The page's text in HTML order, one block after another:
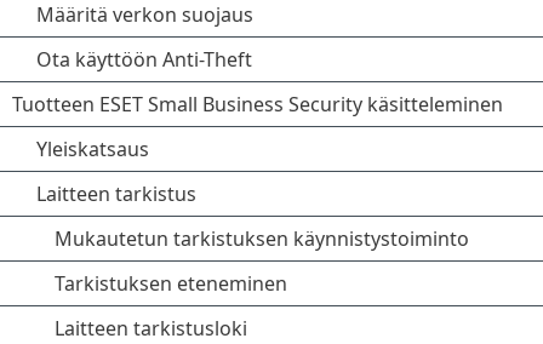
Määritä verkon suojaus
Ota käyttöön Anti-Theft
Tuotteen ESET Small Business Security käsitteleminen
Yleiskatsaus
Laitteen tarkistus
Mukautetun tarkistuksen käynnistystoiminto
Tarkistuksen eteneminen
Laitteen tarkistusloki